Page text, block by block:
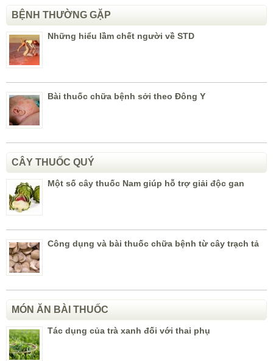
BỆNH THƯỜNG GẶP
Những hiểu lầm chết người về STD
Bài thuốc chữa bệnh sởi theo Đông Y
CÂY THUỐC QUÝ
Một số cây thuốc Nam giúp hỗ trợ giải độc gan
Công dụng và bài thuốc chữa bệnh từ cây trạch tả
MÓN ĂN BÀI THUỐC
Tác dụng của trà xanh đối với thai phụ